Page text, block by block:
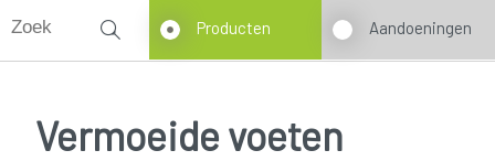
Producten Aandoeningen
Vermoeide voeten